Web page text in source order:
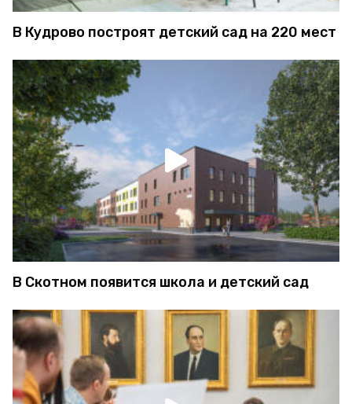
В Кудрово построят детский сад на 220 мест
В Скотном появится школа и детский сад